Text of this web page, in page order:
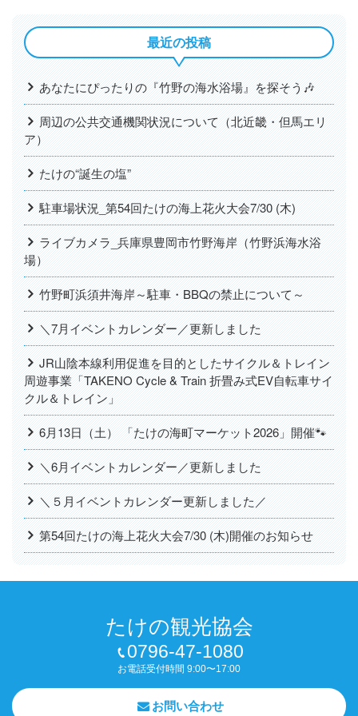
最近の投稿
あなたにぴったりの『竹野の海水浴場』を探そう🎶
周辺の公共交通機関状況について（北近畿・但馬エリ
ア）
たけの“誕生の塩”
駐車場状況_第54回たけの海上花火大会7/30 (木)
ライブカメラ_兵庫県豊岡市竹野海岸（竹野浜海水浴
場）
竹野町浜須井海岸～駐車・BBQの禁止について～
＼7月イベントカレンダー／更新しました
JR山陰本線利用促進を目的としたサイクル＆トレイン
周遊事業「TAKENO Cycle & Train 折畳み式EV自転車サイ
クル＆トレイン」
6月13日（土） 「たけの海町マーケット2026」開催🐾
＼6月イベントカレンダー／更新しました
＼５月イベントカレンダー更新しました／
第54回たけの海上花火大会7/30 (木)開催のお知らせ
たけの観光協会
0796-47-1080
お電話受付時間 9:00〜17:00
お問い合わせ